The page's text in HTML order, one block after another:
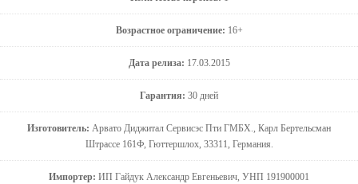
Возрастное ограничение: 16+
Дата релиза: 17.03.2015
Гарантия: 30 дней
Изготовитель: Арвато Диджитал Сервисэс Пти ГМБХ., Карл Бертельсман
Штрассе 161Ф, Гюттершлох, 33311, Германия.
Импортер: ИП Гайдук Александр Евгеньевич, УНП 191900001